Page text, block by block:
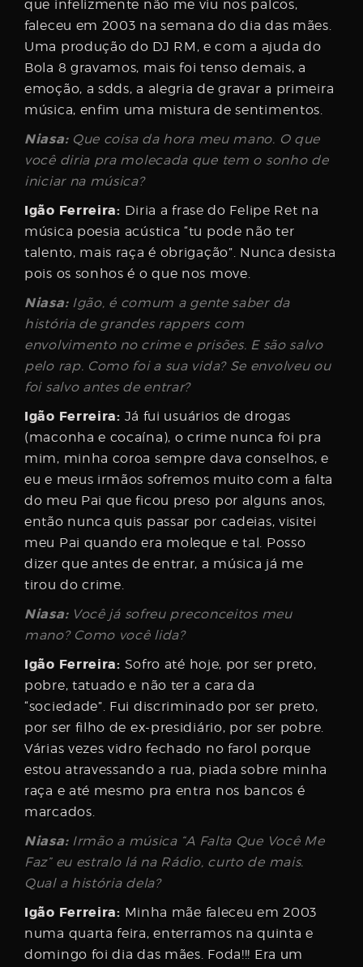
que infelizmente não me viu nos palcos,
faleceu em 2003 na semana do dia das mães.
Uma produção do DJ RM, e com a ajuda do
Bola 8 gravamos, mais foi tenso demais, a
emoção, a sdds, a alegria de gravar a primeira
música, enfim uma mistura de sentimentos.
Niasa:Que coisa da hora meu mano. O que
você diria pra molecada que tem o sonho de
iniciar na música?
Igão Ferreira: Diria a frase do Felipe Ret na
música poesia acústica “tu pode não ter
talento, mais raça é obrigação”. Nunca desista
pois os sonhos é o que nos move.
Niasa:Igão, é comum a gente saber da
história de grandes rappers com
envolvimento no crime e prisões. E são salvo
pelo rap. Como foi a sua vida? Se envolveu ou
foi salvo antes de entrar?
Igão Ferreira: Já fui usuários de drogas
(maconha e cocaína), o crime nunca foi pra
mim, minha coroa sempre dava conselhos, e
eu e meus irmãos sofremos muito com a falta
do meu Pai que ficou preso por alguns anos,
então nunca quis passar por cadeias, visitei
meu Pai quando era moleque e tal. Posso
dizer que antes de entrar, a música já me
tirou do crime.
Niasa:Você já sofreu preconceitos meu
mano? Como você lida?
Igão Ferreira: Sofro até hoje, por ser preto,
pobre, tatuado e não ter a cara da
“sociedade”. Fui discriminado por ser preto,
por ser filho de ex-presidiário, por ser pobre.
Várias vezes vidro fechado no farol porque
estou atravessando a rua, piada sobre minha
raça e até mesmo pra entra nos bancos é
marcados.
Niasa:Irmão a música “A Falta Que Você Me
Faz” eu estralo lá na Rádio, curto de mais.
Qual a história dela?
Igão Ferreira: Minha mãe faleceu em 2003
numa quarta feira, enterramos na quinta e
domingo foi dia das mães. Foda!!! Era um